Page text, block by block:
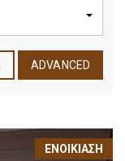
ADVANCED
ΕΝΟΙΚΊΑΣΗ